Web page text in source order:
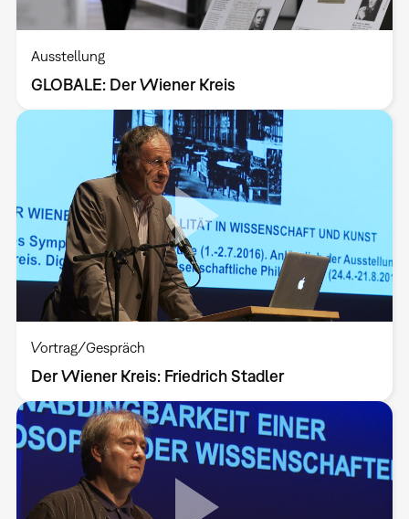
Ausstellung
GLOBALE: Der Wiener Kreis
Vortrag/Gespräch
Der Wiener Kreis: Friedrich Stadler